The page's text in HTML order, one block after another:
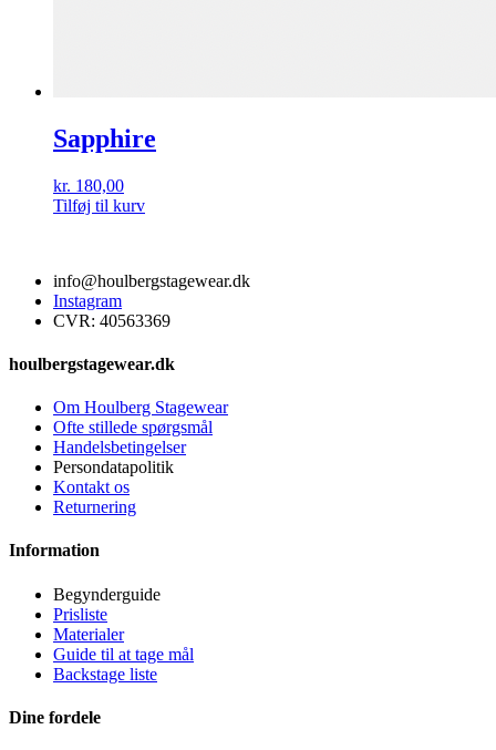
Sapphire
kr. 180,00
Tilføj til kurv
info@houlbergstagewear.dk
Instagram
CVR: 40563369
houlbergstagewear.dk
Om Houlberg Stagewear
Ofte stillede spørgsmål
Handelsbetingelser
Persondatapolitik
Kontakt os
Returnering
Information
Begynderguide
Prisliste
Materialer
Guide til at tage mål
Backstage liste
Dine fordele